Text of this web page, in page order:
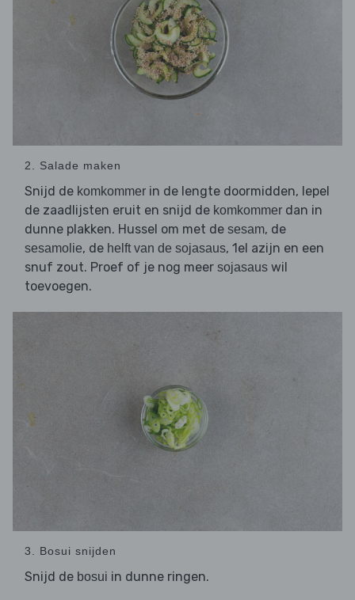
2. Salade maken
Snijd de komkommer in de lengte doormidden, lepel
de zaadlijsten eruit en snijd de komkommer dan in
dunne plakken. Hussel om met de sesam, de
sesamolie, de helft van de sojasaus, 1el azijn en een
snuf zout. Proef of je nog meer sojasaus wil
toevoegen.
3. Bosui snijden
Snijd de bosui in dunne ringen.